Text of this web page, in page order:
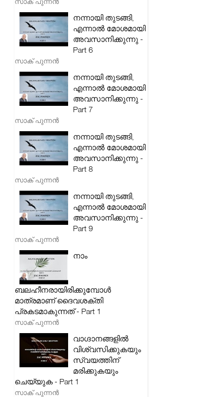
നന്നായി തുടങ്ങി,
എന്നാൽ മോശമായി
അവസാനിക്കുന്നു -
Part 6
സാക് പുന്നൻ
നന്നായി തുടങ്ങി,
എന്നാൽ മോശമായി
അവസാനിക്കുന്നു -
Part 7
സാക് പുന്നൻ
നന്നായി തുടങ്ങി,
എന്നാൽ മോശമായി
അവസാനിക്കുന്നു -
Part 8
സാക് പുന്നൻ
നന്നായി തുടങ്ങി,
എന്നാൽ മോശമായി
അവസാനിക്കുന്നു -
Part 9
സാക് പുന്നൻ
നാം
ബലഹീനരായിരിക്കുമ്പോൾ
മാത്രമാണ് ദൈവശക്തി
പ്രകടമാകുന്നത് - Part 1
സാക് പുന്നൻ
വാഗ്ദാനങ്ങളിൽ
വിശ്വസിക്കുകയും
സ്വയത്തിന്
മരിക്കുകയും
ചെയ്യുക - Part 1
സാക് പുന്നൻ